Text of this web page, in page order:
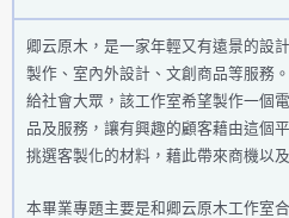
卿云原木，是一家年輕又有遠景的設
製作、室內外設計、文創商品等服務
給社會大眾，該工作室希望製作一個
品及服務，讓有興趣的顧客藉由這個
挑選客製化的材料，藉此帶來商機以
本畢業專題主要是和卿云原木工作室